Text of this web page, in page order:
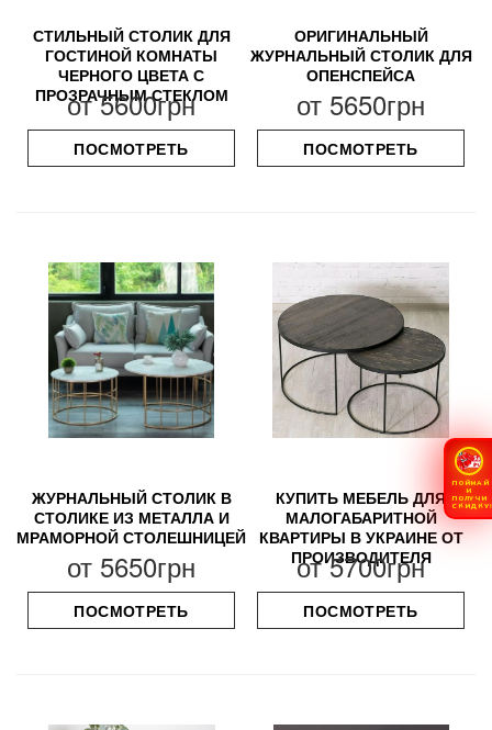
СТИЛЬНЫЙ СТОЛИК ДЛЯ
ГОСТИНОЙ КОМНАТЫ
ЧЕРНОГО ЦВЕТА С
ПРОЗРАЧНЫМ СТЕКЛОМ
от5600грн
ПОСМОТРЕТЬ
ОРИГИНАЛЬНЫЙ
ЖУРНАЛЬНЫЙ СТОЛИК ДЛЯ
ОПЕНСПЕЙСА
от 5650грн
ПОСМОТРЕТЬ
ЖУРНАЛЬНЫЙ СТОЛИК В
СТОЛИКЕ ИЗ МЕТАЛЛА И
МРАМОРНОЙ СТОЛЕШНИЦЕЙ
от 5650грн
ПОСМОТРЕТЬ
КУПИТЬ МЕБЕЛЬ ДЛЯ
МАЛОГАБАРИТНОЙ
КВАРТИРЫ В УКРАИНЕ ОТ
ПРОИЗВОДИТЕЛЯ
от5700грн
ПОСМОТРЕТЬ
ПОЙМАЙ
И
ПОЛУЧИ
СКИДКУ!